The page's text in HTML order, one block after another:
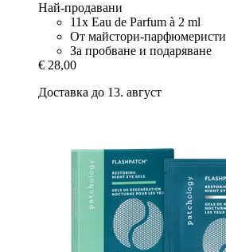
Най-продавани
11x Eau de Parfum à 2 ml
От майстори-парфюмеристи
За пробване и подаряване
€ 28,00
Доставка до 13. август